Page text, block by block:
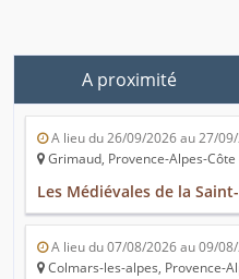
A proximité
A lieu du 26/09/2026 au 27/
Grimaud, Provence-Alpes-
Les Médiévales de la
A lieu du 07/08/2026 au 09/
Colmars-les-alpes, Provence-